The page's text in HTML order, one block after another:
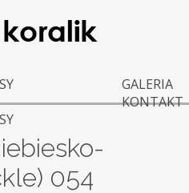
GALERIA
KONTAKT
054